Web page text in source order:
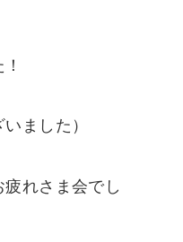
ました）
れさま会でし